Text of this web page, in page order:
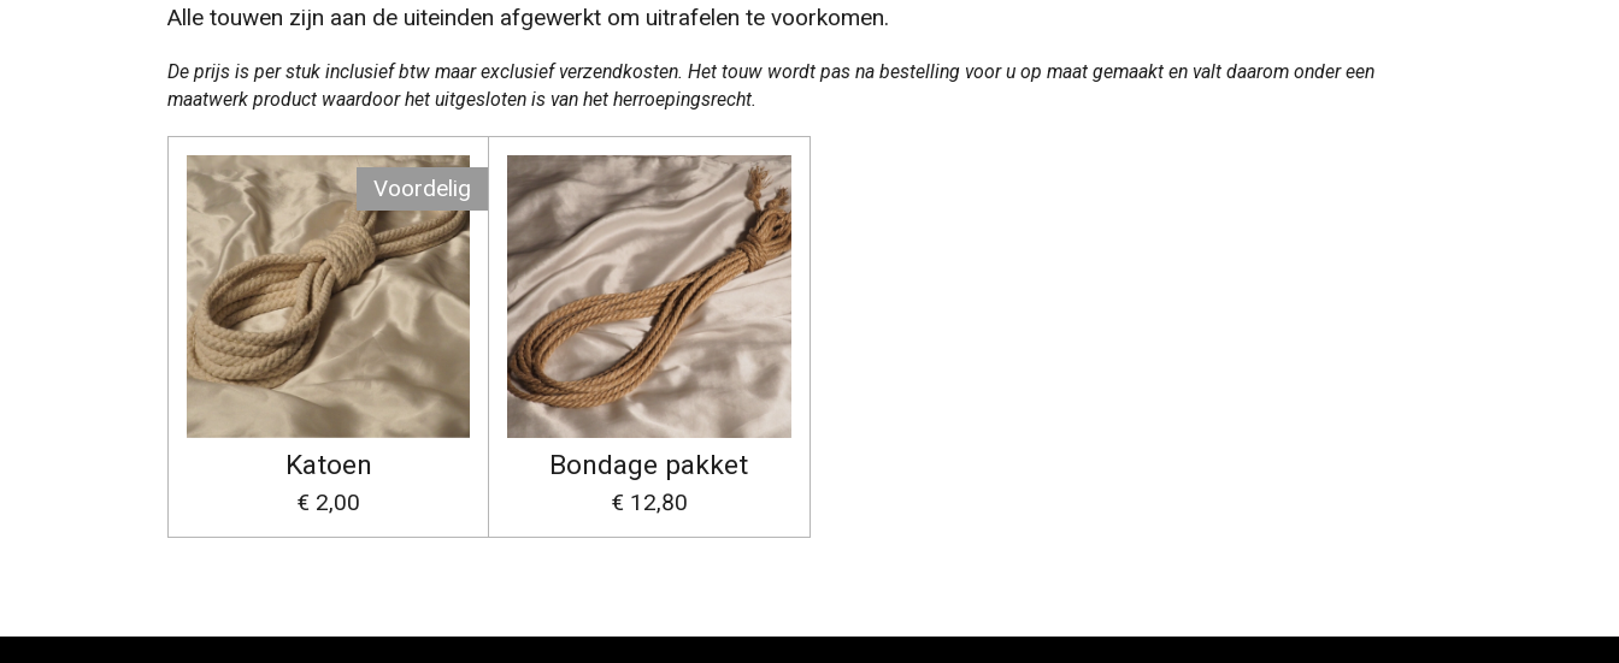
Alle touwen zijn aan de uiteinden afgewerkt om uitrafelen te voorkomen.
De prijs is per stuk inclusief btw maar exclusief verzendkosten. Het touw wordt pas na bestelling voor u op maat gemaakt en valt daarom onder een
maatwerk product waardoor het uitgesloten is van het herroepingsrecht.
Voordelig
Katoen
€ 2,00
Bondage pakket
€ 12,80